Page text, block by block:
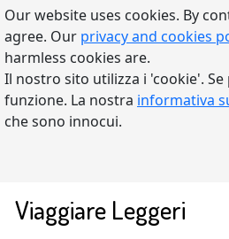
Our website uses cookies. By
agree. Our privacy and cookies
harmless cookies are.
Il nostro sito utilizza i 'cookie'.
funzione. La nostra informativa
che sono innocui.
Viaggiare Leggeri